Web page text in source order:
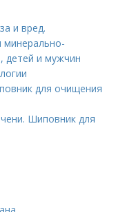
и вред.
минерально-
детей и мужчин
для очищения
Шиповник для